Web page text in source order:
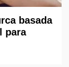
basada
para